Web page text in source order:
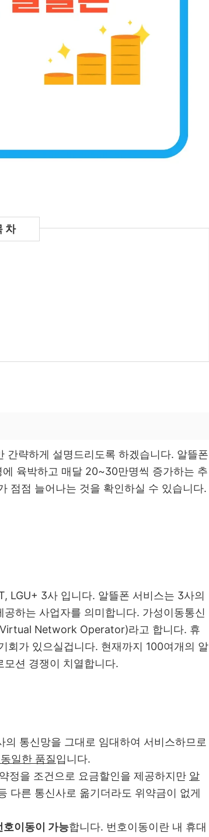
간략하게 설명드리도록 하겠습니다. 알뜰폰
육박하고 매달 20~30만명씩 증가하는 추
점점 늘어나는 것을 확인하실 수 있습니다.
LGU+ 3사 입니다. 알뜰폰 서비스는 3사의
하는 사업자를 의미합니다. 가성이동통신
Network Operator)라고 합니다. 휴
회가 있으실겁니다. 현재까지 100여개의 알
션 경쟁이 치열합니다.
의 통신망을 그대로 임대하여 서비스하므로
일한 품질입니다.
정을 조건으로 요금할인을 제공하지만 알
다른 통신사로 옮기더라도 위약금이 없게
호이동이 가능합니다. 번호이동이란 내 휴대